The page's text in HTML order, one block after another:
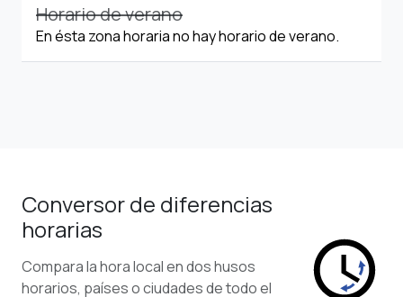
Horario de verano
En ésta zona horaria no hay horario de verano.
Conversor de diferencias
horarias
Compara la hora local en dos husos
horarios, países o ciudades de todo el